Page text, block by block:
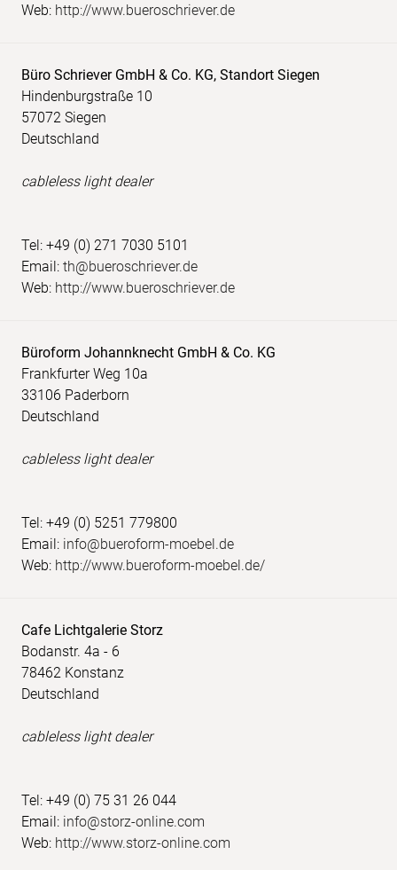
Web: http://www.bueroschriever.de
Büro Schriever GmbH & Co. KG, Standort Siegen
Hindenburgstraße 10
57072 Siegen
Deutschland
cableless light dealer
Tel: +49 (0) 271 7030 5101
Email: th@bueroschriever.de
Web: http://www.bueroschriever.de
Büroform Johannknecht GmbH & Co. KG
Frankfurter Weg 10a
33106 Paderborn
Deutschland
cableless light dealer
Tel: +49 (0) 5251 779800
Email: info@bueroform-moebel.de
Web: http://www.bueroform-moebel.de/
Cafe Lichtgalerie Storz
Bodanstr. 4a - 6
78462 Konstanz
Deutschland
cableless light dealer
Tel: +49 (0) 75 31 26 044
Email: info@storz-online.com
Web: http://www.storz-online.com